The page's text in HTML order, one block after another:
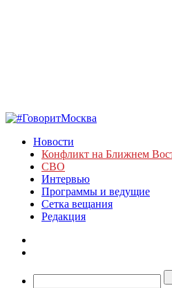
Новости
Конфликт на Ближнем
СВО
Интервью
Программы и ведущие
Сетка вещания
Редакция